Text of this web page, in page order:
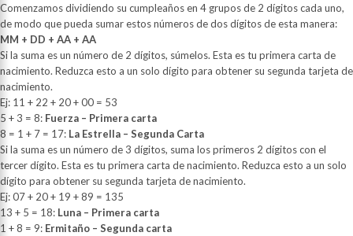
Comenzamos dividiendo su cumpleaños en 4 grupos de 2 dígitos cada uno,
de modo que pueda sumar estos números de dos dígitos de esta manera:
MM + DD + AA + AA
Si la suma es un número de 2 dígitos, súmelos. Esta es tu primera carta de
nacimiento. Reduzca esto a un solo dígito para obtener su segunda tarjeta de
nacimiento.
Ej: 11 + 22 + 20 + 00 = 53
5 + 3 = 8: Fuerza – Primera carta
8 = 1 + 7 = 17: La Estrella – Segunda Carta
Si la suma es un número de 3 dígitos, suma los primeros 2 dígitos con el
tercer dígito. Esta es tu primera carta de nacimiento. Reduzca esto a un solo
dígito para obtener su segunda tarjeta de nacimiento.
Ej: 07 + 20 + 19 + 89 = 135
13 + 5 = 18: Luna – Primera carta
1 + 8 = 9: Ermitaño – Segunda carta